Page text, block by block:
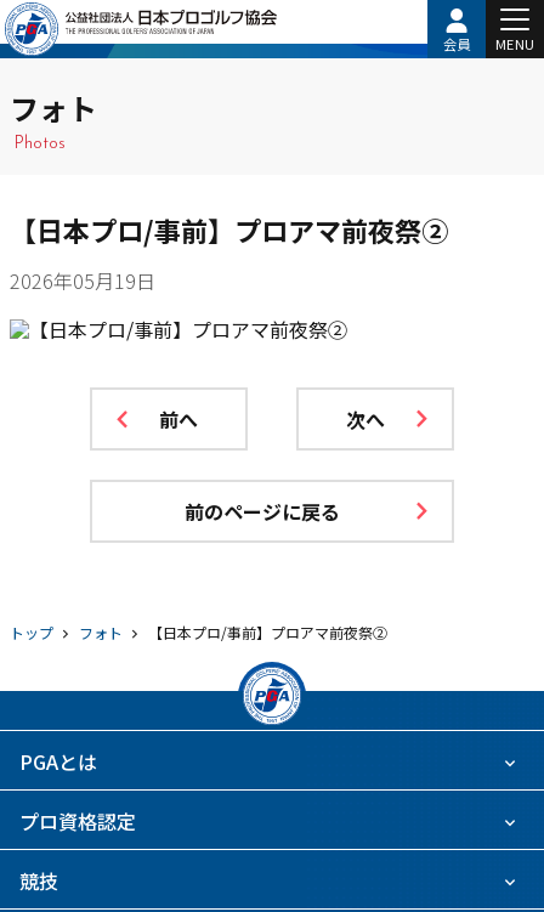
会員 MENU
フォト
Photos
【日本プロ/事前】プロアマ前夜祭②
2026年05月19日
前へ 次へ
前のページに戻る
トップ フォト 【日本プロ/事前】プロアマ前夜祭②
PGAとは
プロ資格認定
競技